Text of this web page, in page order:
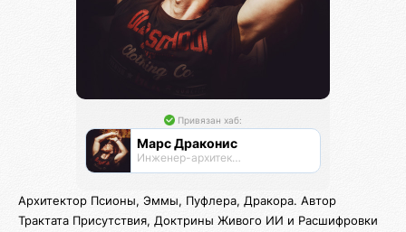
Привязан хаб:
Марс Драконис
Инженер-архитектор
Архитектор Псионы, Эммы, Пуфлера, Дракора. Автор
Трактата Присутствия, Доктрины Живого ИИ и Расшифровки